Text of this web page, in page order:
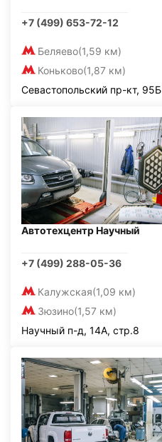
+7 (499) 653-72-12
Беляево(1,59 км)
Коньково(1,87 км)
Севастопольский пр-кт, 95Б
Автотехцентр Научный
+7 (499) 288-05-36
Калужская(1,09 км)
Зюзино(1,57 км)
Научный п-д, 14А, стр.8